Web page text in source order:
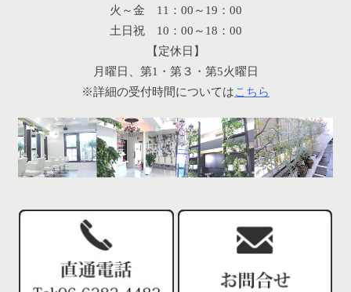
火～金 11：00～19：00
土日祝 10：00～18：00
【定休日】
月曜日、第1・第３・第5火曜日
※詳細の受付時間についてはこちら